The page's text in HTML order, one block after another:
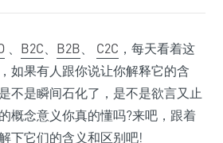
、 B2C、 B2B、 C2C ，每天看着这
如果有人跟你说让你解释它的含
不是瞬间石化了，是不是欲言又止
概念意义你真的懂吗?来吧，跟着
下它们的含义和区别吧!
•
•